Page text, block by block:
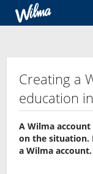
Creating a
education
A Wilma
on the situation.
a Wilma account.